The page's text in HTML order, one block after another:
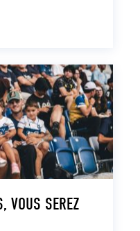
VOUS SEREZ